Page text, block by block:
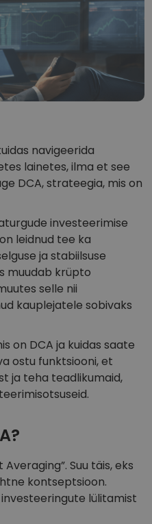
jaoks
(DCA)
teie lemmiktokenitele
jõudluseks
navigeerida
lainetes, ilma et see
DCA, strateegia, mis on
investeerimise
leidnud tee ka
ja stabiilsuse
muudab krüpto
selle nii
kauplejatele sobivaks
on DCA ja kuidas saate
ostu funktsiooni, et
ja teha teadlikumaid,
Suu täis, eks
kontseptsioon.
lülitamist